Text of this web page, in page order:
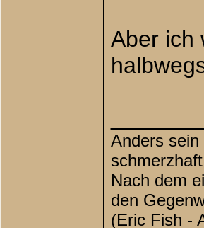
Aber ich
Anders
Nach dem
den
(Eric Fish -